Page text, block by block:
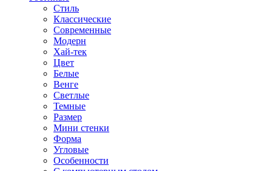
Стиль
Классические
Современные
Модерн
Хай-тек
Цвет
Белые
Венге
Светлые
Темные
Размер
Мини стенки
Форма
Угловые
Особенности